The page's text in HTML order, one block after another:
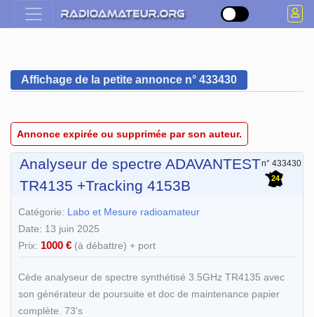
Affichage de la petite annonce n° 433430
Annonce expirée ou supprimée par son auteur.
Analyseur de spectre ADAVANTEST
TR4135 +Tracking 4153B
n° 433430
24
Catégorie: Labo et Mesure radioamateur
Date: 13 juin 2025
Prix: 1000 € (à débattre) + port
Cède analyseur de spectre synthétisé 3.5GHz TR4135 avec
son générateur de poursuite et doc de maintenance papier
complète. 73's